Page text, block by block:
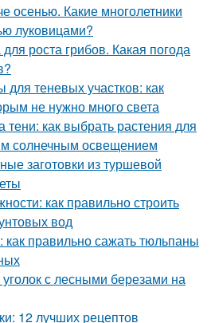
осенью. Какие многолетники
луковицами?
роста грибов. Какая погода
для теневых участков: как
не нужно много света
как выбрать растения для
солнечным освещением
заготовки из туршевой
как правильно строить
вод
как правильно сажать тюльпаны
с лесными березами на
12 лучших рецептов